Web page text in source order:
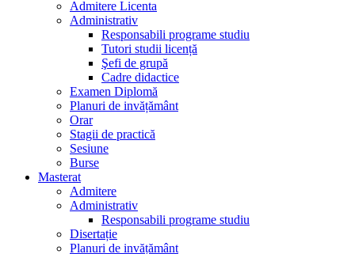
Admitere Licenta
Administrativ
Responsabili programe studiu
Tutori studii licență
Şefi de grupă
Cadre didactice
Examen Diplomă
Planuri de invățământ
Orar
Stagii de practică
Sesiune
Burse
Masterat
Admitere
Administrativ
Responsabili programe studiu
Disertație
Planuri de invățământ